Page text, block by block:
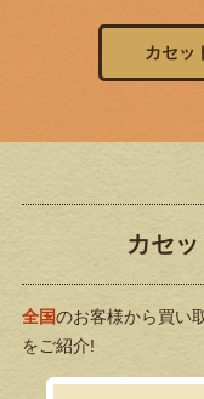
カセッ
カセ
全国のお客様から買い
をご紹介!